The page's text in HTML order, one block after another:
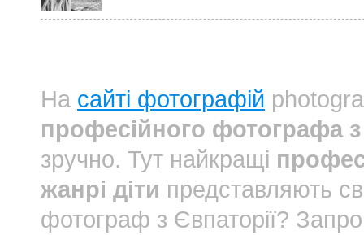
На сайті фотографій
професійного фотографа з
зручно. Тут найкращі
жанрі діти представляють
фотограф з Євпаторії?